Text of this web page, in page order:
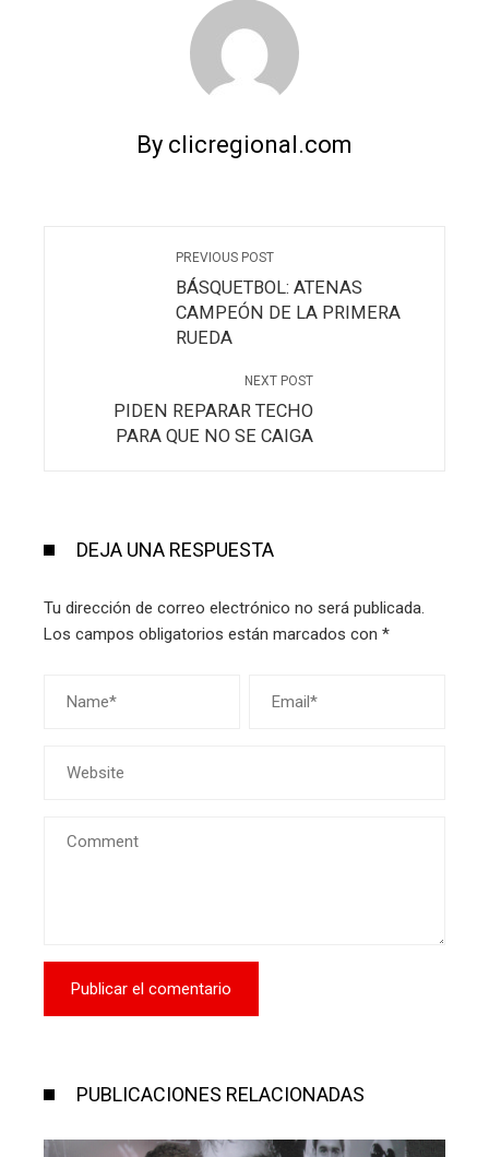
By clicregional.com
PREVIOUS POST
BÁSQUETBOL: ATENAS
CAMPEÓN DE LA PRIMERA
RUEDA
NEXT POST
PIDEN REPARAR TECHO
PARA QUE NO SE CAIGA
DEJA UNA RESPUESTA
Tu dirección de correo electrónico no será publicada.
Los campos obligatorios están marcados con *
PUBLICACIONES RELACIONADAS